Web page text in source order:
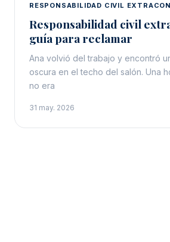
RESPONSABILIDAD CIVIL
Responsabilidad civil
guía para reclamar
Ana volvió del trabajo y encontró
oscura en el techo del salón. Una
no era
31 may. 2026